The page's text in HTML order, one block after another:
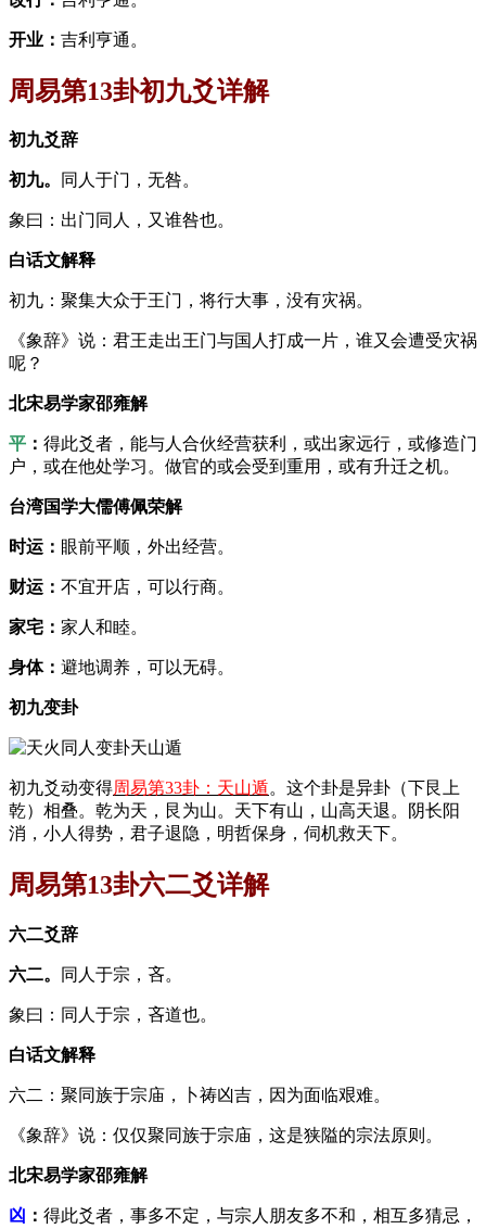
开业： 吉利亨通。
周易第13卦初九爻详解
初九爻辞
初九。 同人于门，无咎。
象曰：出门同人，又谁咎也。
白话文解释
初九：聚集大众于王门，将行大事，没有灾祸。
《象辞》说：君王走出王门与国人打成一片，谁又会遭受灾祸
呢？
北宋易学家邵雍解
平 ： 得此爻者，能与人合伙经营获利，或出家远行，或修造门
户，或在他处学习。做官的或会受到重用，或有升迁之机。
台湾国学大儒傅佩荣解
时运： 眼前平顺，外出经营。
财运： 不宜开店，可以行商。
家宅： 家人和睦。
身体： 避地调养，可以无碍。
初九变卦
初九爻动变得周易第33卦：天山遁。这个卦是异卦（下艮上
乾）相叠。乾为天，艮为山。天下有山，山高天退。阴长阳
消，小人得势，君子退隐，明哲保身，伺机救天下。
周易第13卦六二爻详解
六二爻辞
六二。 同人于宗，吝。
象曰：同人于宗，吝道也。
白话文解释
六二：聚同族于宗庙，卜祷凶吉，因为面临艰难。
《象辞》说：仅仅聚同族于宗庙，这是狭隘的宗法原则。
北宋易学家邵雍解
凶 ： 得此爻者，事多不定，与宗人朋友多不和，相互多猜忌，